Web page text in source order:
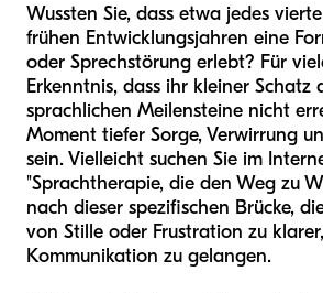
Wussten Sie, dass etwa jedes
frühen Entwicklungsjahren eine
oder Sprechstörung erlebt? Für
Erkenntnis, dass ihr kleiner Schatz
sprachlichen Meilensteine nicht
Moment tiefer Sorge, Verwirrung
sein. Vielleicht suchen Sie im
"Sprachtherapie, die den Weg zu
nach dieser spezifischen Brücke,
von Stille oder Frustration zu
Kommunikation zu gelangen.